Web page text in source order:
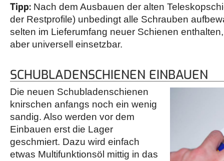
Tipp: Nach dem Ausbauen der alten
der Restprofile) unbedingt alle Schrauben
selten im Lieferumfang neuer Schienen
aber universell einsetzbar.
SCHUBLADENSCHIENEN EINBAUEN
Die neuen Schubladenschienen
knirschen anfangs noch ein wenig
sandig. Also werden vor dem
Einbauen erst die Lager
geschmiert. Dazu wird einfach
etwas Multifunktionsöl mittig in das